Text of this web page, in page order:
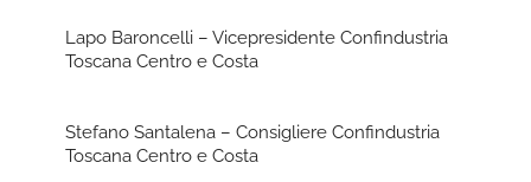
Lapo Baroncelli – Vicepresidente Confindustria
Toscana Centro e Costa
Stefano Santalena – Consigliere Confindustria
Toscana Centro e Costa